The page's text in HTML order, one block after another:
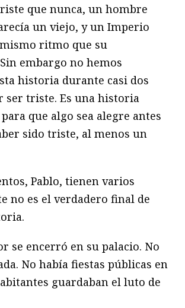
que nunca, un hombre
un viejo, y un Imperio
ritmo que su
embargo no hemos
historia durante casi dos
ser triste. Es una historia
que algo sea alegre antes
sido triste, al menos un
Pablo, tienen varios
no es el verdadero final de
se encerró en su palacio. No
No había fiestas públicas en
guardaban el luto de